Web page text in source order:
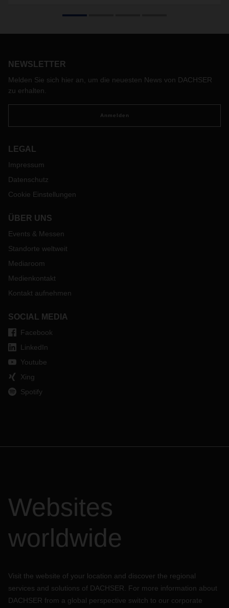
welchen Nutzen bringen sie ganz konkret für die Logistik?
NEWSLETTER
Melden Sie sich hier an, um die neuesten News von DACHSER
zu erhalten.
Anmelden
LEGAL
Impressum
Datenschutz
Cookie Einstellungen
ÜBER UNS
Events & Messen
Standorte weltweit
Mediaroom
Medienkontakt
Kontakt aufnehmen
SOCIAL MEDIA
Facebook
LinkedIn
Youtube
Xing
Spotify
Websites
worldwide
Visit the website of your location and discover the regional
services and solutions of DACHSER. For more information about
DACHSER from a global perspective switch to our corporate